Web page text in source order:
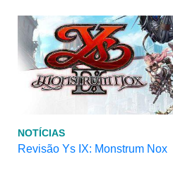
NOTÍCIAS
Revisão Ys IX: Monstrum Nox